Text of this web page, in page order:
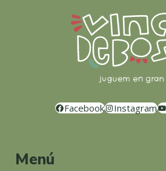
Facebook Instagram
Menú